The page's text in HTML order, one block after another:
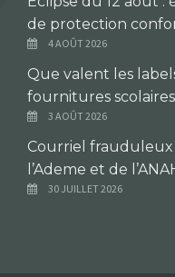
de protection
4 AOÛT 2026
Que valent les
fournitures
3 AOÛT 2026
Courriel
l’Ademe et de
30 JUILLET 2026